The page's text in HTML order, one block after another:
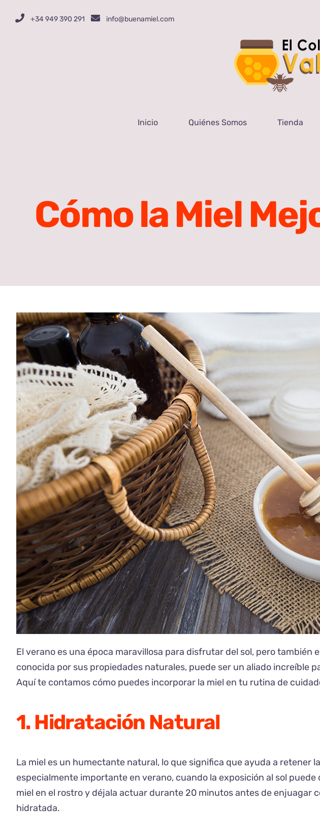
+34 949 390 291 info@buenamiel.com
Inicio Quiénes Somos Tienda
Cómo la Miel
El verano es una época maravillosa para disfrutar del sol, pero también
conocida por sus propiedades naturales, puede ser un aliado increíble
Aquí te contamos cómo puedes incorporar la miel en tu rutina de
1. Hidratación Natural
La miel es un humectante natural, lo que significa que ayuda a retener
especialmente importante en verano, cuando la exposición al sol
miel en el rostro y déjala actuar durante 20 minutos antes de enjuagar
hidratada.